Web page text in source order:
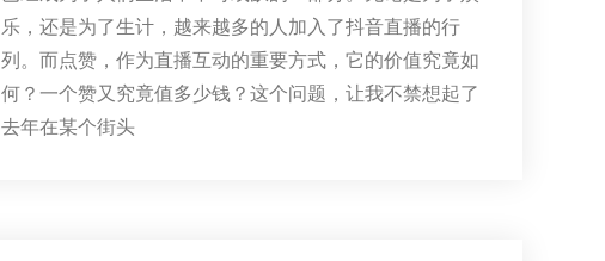
乐，还是为了生计，越来越多的人加入了抖音直播的行
列。而点赞，作为直播互动的重要方式，它的价值究竟如
何？一个赞又究竟值多少钱？这个问题，让我不禁想起了
去年在某个街头